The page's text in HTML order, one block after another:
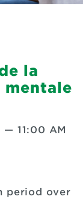
la
— 11:00 AM
period over